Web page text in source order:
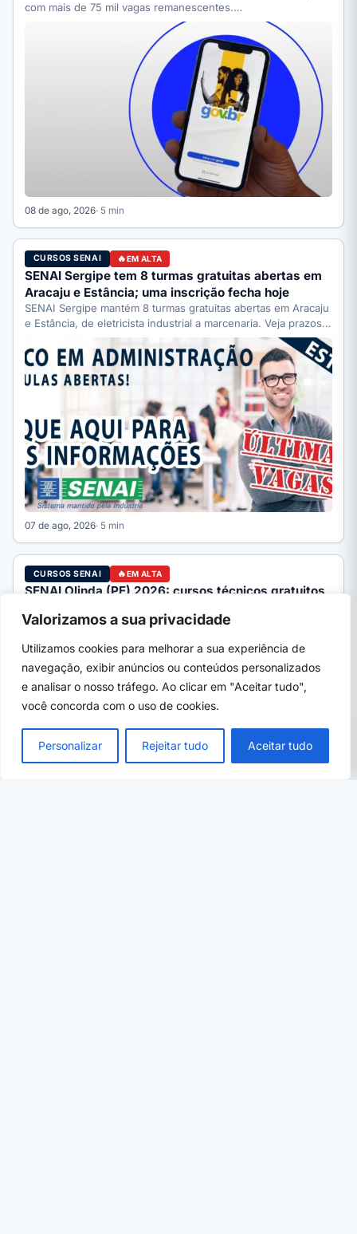
Valorizamos a sua privacidade
Utilizamos cookies para melhorar a sua experiência de
navegação, exibir anúncios ou conteúdos personalizados
e analisar o nosso tráfego. Ao clicar em "Aceitar tudo",
você concorda com o uso de cookies.
Personalizar Rejeitar tudo Aceitar tudo
com mais de 75 mil vagas remanescentes.…
08 de ago, 2026· 5 min
CURSOS SENAI EM ALTA
SENAI Sergipe tem 8 turmas gratuitas abertas em
Aracaju e Estância; uma inscrição fecha hoje
SENAI Sergipe mantém 8 turmas gratuitas abertas em Aracaju
e Estância, de eletricista industrial a marcenaria. Veja prazos:
07 de ago, 2026· 5 min
CURSOS SENAI EM ALTA
SENAI Olinda (PE) 2026: cursos técnicos gratuitos
SENAI Olinda (PE) 2026: cursos técnicos gratuitos, áreas,
completo.
Concursos abertos no RJ 2026: editais com